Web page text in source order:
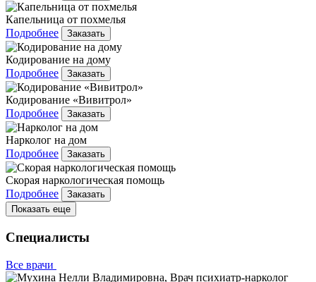
Капельница от похмелья
Подробнее
Заказать
Кодирование на дому
Подробнее
Заказать
Кодирование «Вивитрол»
Подробнее
Заказать
Нарколог на дом
Подробнее
Заказать
Скорая наркологическая помощь
Подробнее
Заказать
Показать еще
Специалисты
Все врачи